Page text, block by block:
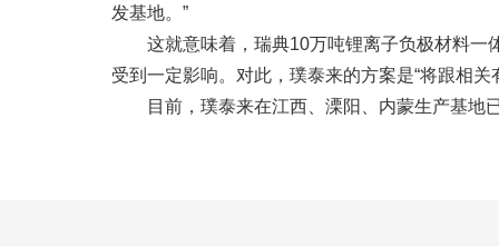
发基地。”
这就意味着，瑞典10万吨锂离子负极材料一
受到一定影响。对此，璞泰来的方案是“将跟相
目前，璞泰来在江西、溧阳、内蒙生产基地